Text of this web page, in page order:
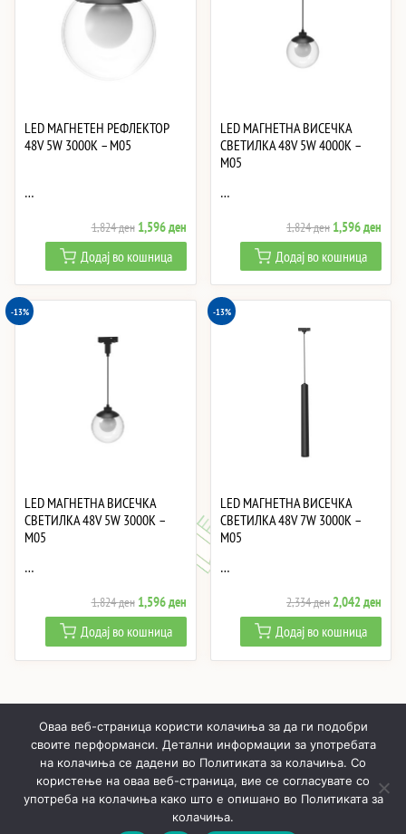
LED МАГНЕТЕН РЕФЛЕКТОР
48V 5W 3000K – M05
…
1,824ден Original
price
was:
1,824 ден.
1,596денCurrent
price
is:
1,596 ден.
Додај во кошница
LED МАГНЕТНА ВИСЕЧКА
СВЕТИЛКА 48V 5W 4000K –
M05
…
1,824ден Original
price
was:
1,824 ден.
1,596ден
price
is:
Додај во кошница
-13%
LED МАГНЕТНА ВИСЕЧКА
СВЕТИЛКА 48V 5W 3000K –
M05
…
1,824ден Original
price
was:
1,824 ден.
1,596денCurrent
price
is:
1,596 ден.
Додај во кошница
-13%
LED МАГНЕТНА ВИСЕЧКА
СВЕТИЛКА 48V 7W 3000K –
M05
…
2,334ден Original
price
was:
2,334 ден.
2,042ден
price
is:
Додај во кошница
ПОЧНУВАЈЌИ ПРОИЗВОДИ МОЈ ПРОФИЛ
КОШНИЧКА
РЕАЛИЗИРАНИ ПРОЕКТИ
ЗА НАС
Оваа веб-страница користи колачиња за да ги подобри
своите перформанси. Детални информации за употребата
на колачиња се дадени во Политиката за колачиња. Со
користење на оваа веб-страница, вие се согласувате со
употреба на колачиња како што е опишано во Политиката за
колачиња.